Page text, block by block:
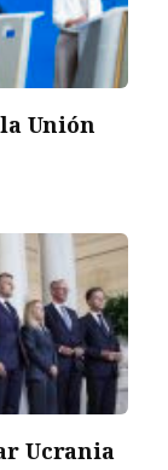
Unión
Ucrania